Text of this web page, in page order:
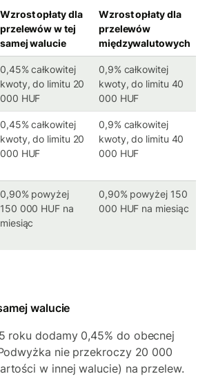
Wzrost opłaty dla
przelewów w tej
samej walucie
Wzrost opłaty dla
przelewów
międzywalutowych
0,45% całkowitej
kwoty, do limitu 20
000 HUF
0,9% całkowitej
kwoty, do limitu 40
000 HUF
0,45% całkowitej
kwoty, do limitu 20
000 HUF
0,9% całkowitej
kwoty, do limitu 40
000 HUF
0,90% powyżej
150 000 HUF na
miesiąc
0,90% powyżej 150
000 HUF na miesiąc
walucie
roku dodamy 0,45% do obecnej
nie przekroczy 20 000
w innej walucie) na przelew.